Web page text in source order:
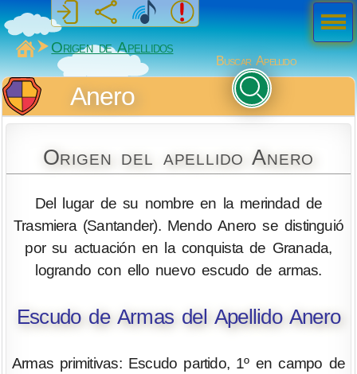
MiSabueso
Origen de Apellidos
Buscar Apellido
Anero
Origen del apellido Anero
Del lugar de su nombre en la merindad de
Trasmiera (Santander). Mendo Anero se distinguió
por su actuación en la conquista de Granada,
logrando con ello nuevo escudo de armas.
Escudo de Armas del Apellido Anero
Armas primitivas: Escudo partido, 1º en campo de
Men
ú